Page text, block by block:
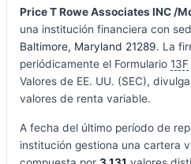
Price T Rowe Associates INC /
una institución financiera con
Baltimore, Maryland 21289. La
periódicamente el Formulario 13F
Valores de EE. UU. (SEC),
valores de renta variable.
A fecha del último período de
institución gestiona una cartera